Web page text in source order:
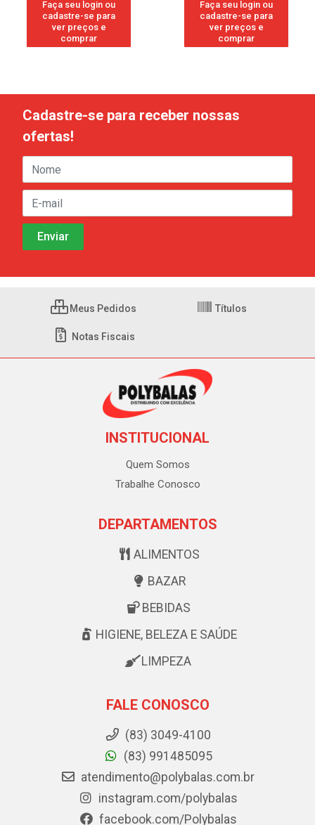
Faça seu login ou
cadastre-se para
ver preços e
comprar
Faça seu login ou
cadastre-se para
ver preços e
comprar
Cadastre-se para receber nossas
ofertas!
Meus Pedidos Títulos
Notas Fiscais
INSTITUCIONAL
Quem Somos
Trabalhe Conosco
DEPARTAMENTOS
ALIMENTOS
BAZAR
BEBIDAS
HIGIENE, BELEZA E SAÚDE
LIMPEZA
FALE CONOSCO
(83) 3049-4100
(83) 991485095
atendimento@polybalas.com.br
instagram.com/polybalas
facebook.com/Polybalas